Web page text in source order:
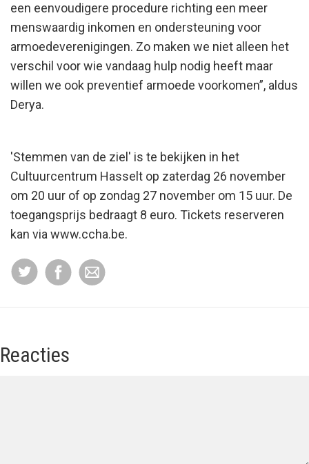
een eenvoudigere procedure richting een meer
menswaardig inkomen en ondersteuning voor
armoedeverenigingen. Zo maken we niet alleen het
verschil voor wie vandaag hulp nodig heeft maar
willen we ook preventief armoede voorkomen”, aldus
Derya.
'Stemmen van de ziel' is te bekijken in het
Cultuurcentrum Hasselt op zaterdag 26 november
om 20 uur of op zondag 27 november om 15 uur. De
toegangsprijs bedraagt 8 euro. Tickets reserveren
kan via www.ccha.be.
Reacties